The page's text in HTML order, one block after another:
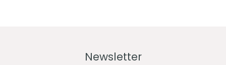
Newsletter